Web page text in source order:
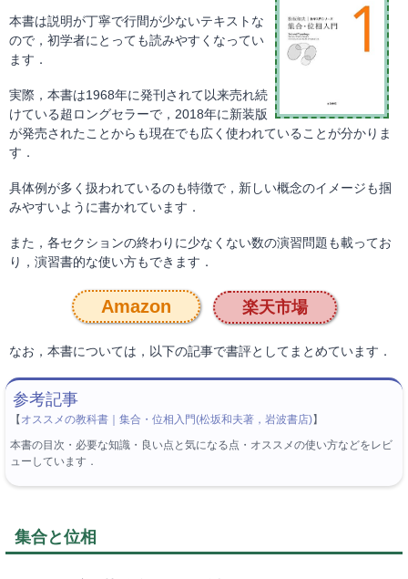
本書は説明が丁寧で行間が少ないテキストな
ので，初学者にとっても読みやすくなってい
ます．
実際，本書は1968年に発刊されて以来売れ続
けている超ロングセラーで，2018年に新装版
が発売されたことからも現在でも広く使われていることが分かりま
す．
具体例が多く扱われているのも特徴で，新しい概念のイメージも掴
みやすいように書かれています．
また，各セクションの終わりに少なくない数の演習問題も載ってお
り，演習書的な使い方もできます．
Amazon 楽天市場
なお，本書については，以下の記事で書評としてまとめています．
【オススメの教科書｜集合・位相入門(松坂和夫著，岩波書店)】
本書の目次・必要な知識・良い点と気になる点・オススメの使い方などをレビ
ューしています．
集合と位相